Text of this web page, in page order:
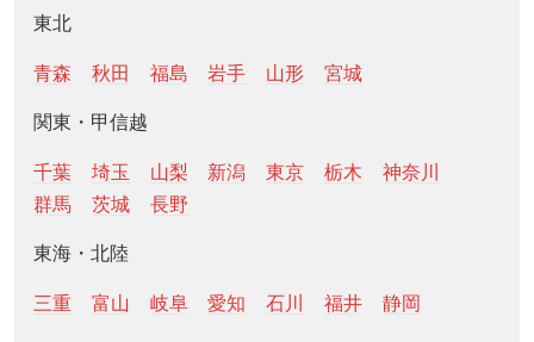
東北
青森 秋田 福島 岩手 山形 宮城
関東・甲信越
千葉 埼玉 山梨 新潟 東京 栃木
神奈川
群馬
茨城 長野
東海・北陸
三重 富山 岐阜 愛知 石川 福井 静岡